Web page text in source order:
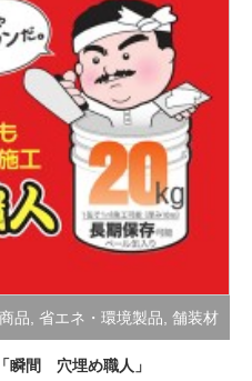
品, 省エネ・環境製品, 舗装材
瞬間 穴埋め職人」